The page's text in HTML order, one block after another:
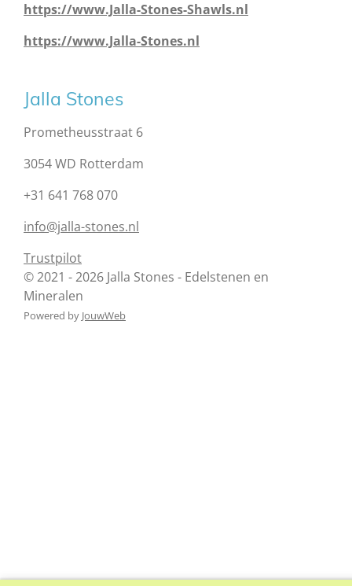
https://www.Jalla-Stones-Shawls.nl
https://www.Jalla-Stones.nl
Jalla Stones
Prometheusstraat 6
3054 WD Rotterdam
+31 641 768 070
info@jalla-stones.nl
Trustpilot
© 2021 - 2026 Jalla Stones - Edelstenen en
Mineralen
Powered by JouwWeb